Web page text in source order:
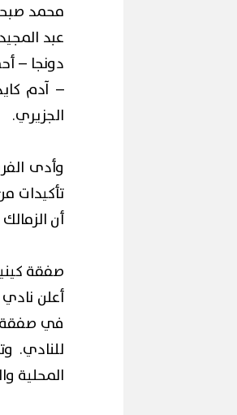
محمد
عبد
دونجا –
– آدم
الجزيري.
وأدى
تأكيدات
أن الزمالك يحتل
صفقة
أعلن
في صفقة
للنادي.
المحلية
إقبال كبير ينعش سياحة اليوم الواحد